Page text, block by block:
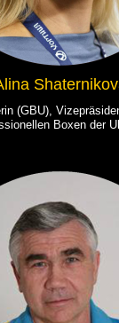
(GBU),
Boxen der